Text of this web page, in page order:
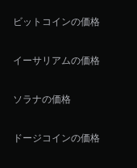
ビットコインの価格
イーサリアムの価格
ソラナの価格
ドージコインの価格